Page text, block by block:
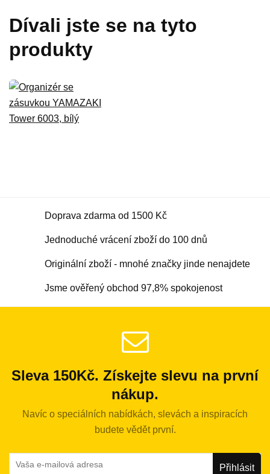
Dívali jste se na tyto
produkty
Doprava zdarma od 1500 Kč
Jednoduché vrácení zboží do 100 dnů
Originální zboží - mnohé značky jinde nenajdete
Jsme ověřený obchod 97,8% spokojenost
Sleva 150Kč. Získejte slevu na první
nákup.
Navíc o speciálních nabídkách, slevách a inspiracích
budete vědět první.